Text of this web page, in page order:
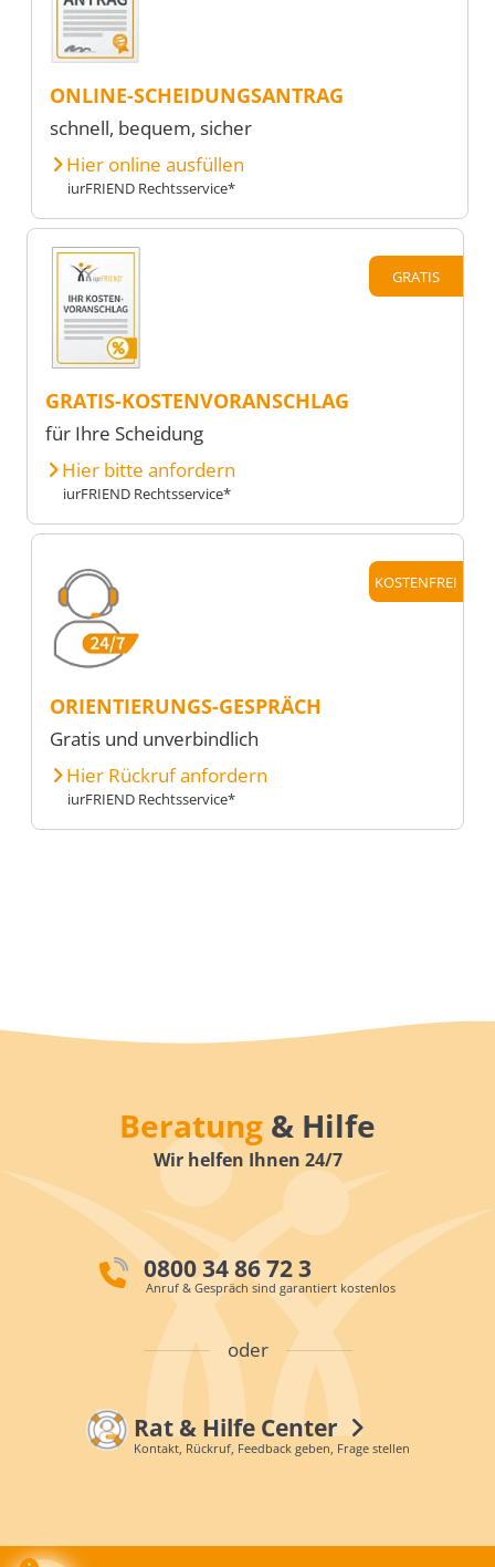
ONLINE-SCHEIDUNGSANTRAG
schnell, bequem, sicher
Hier online ausfüllen
iurFRIEND Rechtsservice*
GRATIS
GRATIS-KOSTENVORANSCHLAG
für Ihre Scheidung
Hier bitte anfordern
iurFRIEND Rechtsservice*
KOSTENFREI
ORIENTIERUNGS-GESPRÄCH
Gratis und unverbindlich
Hier Rückruf anfordern
iurFRIEND Rechtsservice*
Beratung & Hilfe
Wir helfen Ihnen 24/7
0800 34 86 72 3
Anruf & Gespräch sind garantiert kostenlos
oder
Rat & Hilfe Center
Kontakt, Rückruf, Feedback geben, Frage stellen